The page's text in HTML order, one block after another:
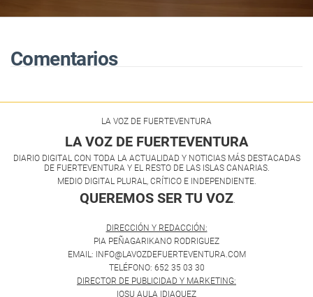
Comentarios
LA VOZ DE FUERTEVENTURA
LA VOZ DE FUERTEVENTURA
DIARIO DIGITAL CON TODA LA ACTUALIDAD Y NOTICIAS MÁS DESTACADAS
DE FUERTEVENTURA Y EL RESTO DE LAS ISLAS CANARIAS.
MEDIO DIGITAL PLURAL, CRÍTICO E INDEPENDIENTE.
QUEREMOS SER TU VOZ.
DIRECCIÓN Y REDACCIÓN:
PIA PEÑAGARIKANO RODRIGUEZ
EMAIL: INFO@LAVOZDEFUERTEVENTURA.COM
TELÉFONO: 652 35 03 30
DIRECTOR DE PUBLICIDAD Y MARKETING:
IOSU AULA IDIAQUEZ